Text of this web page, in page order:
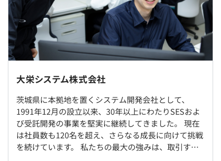
プロジェクトごとに選択
5%。
3～6人ほどのチームを組み案件に参画します。
就業場所の変更範囲
＜雇入時＞
当社東京事務所、もしくは自宅
＜変更範囲＞
会社の定める場所（テレワークを行う場所を含む）
（※ 想定年収は年収提示額を保証するものではありません）
09:00～17:45
実働時間：7.75時間/日
休憩時間：12:00〜13:00（60分）
平均残業時間：平均10-20時間／月
完全週休2日制
大栄システム株式会社
茨城県に本拠地を置くシステム開発会社として、
1991年12月の設立以来、30年以上にわたりSESおよ
び受託開発の事業を堅実に継続してきました。 現在
は社員数も120名を超え、さらなる成長に向けて挑戦
を続けています。 私たちの最大の強みは、取引する